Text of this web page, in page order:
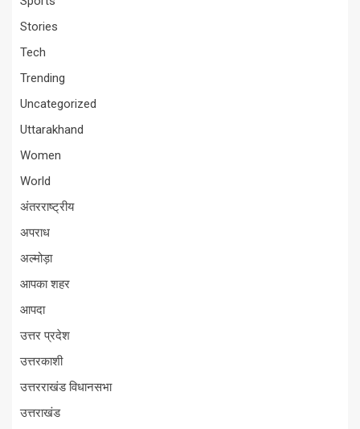
Stories
Tech
Trending
Uncategorized
Uttarakhand
Women
World
अंतरराष्ट्रीय
अपराध
अल्मोड़ा
आपका शहर
आपदा
उत्तर प्रदेश
उत्तरकाशी
उत्तरराखंड विधानसभा
उत्तराखंड